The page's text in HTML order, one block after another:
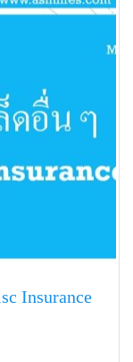
Insurance